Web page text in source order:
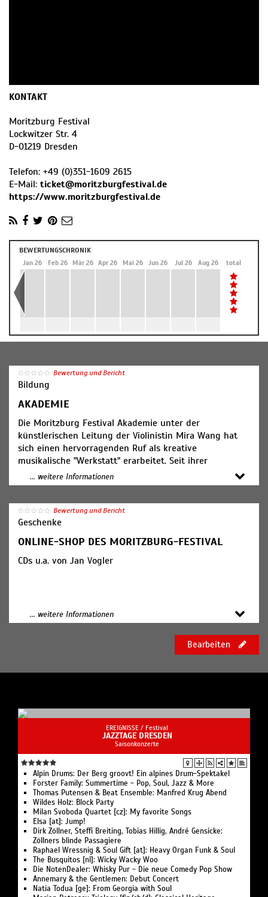
KONTAKT
Moritzburg Festival
Lockwitzer Str. 4
D-01219 Dresden
Telefon: +49 (0)351-1609 2615
E-Mail: ticket@moritzburgfestival.de
https://www.moritzburgfestival.de
BEWERTUNGSCHRONIK
Jan 26 Feb 26 Mär 26 Apr 26 Mai 26 Jun 26 Jul 26 Aug 26 total
Bewertung und Bericht
Bildung
AKADEMIE
Die Moritzburg Festival Akademie unter der
künstlerischen Leitung der Violinistin Mira Wang hat
sich einen hervorragenden Ruf als kreative
musikalische "Werkstatt" erarbeitet. Seit ihrer
Gründung im Jahre 2006 ist sie ein fester Bestandteil
des Moritzburg Festivals. Durch ein international
Musikstudent/innen aus aller Welt zur Teilnahme
ausgewählt. Gemeinsam bilden sie das Moritzburg
Festival Orchester.
Zusätzlich zu den Orchesterwerken erarbeiten die
des Moritzburg Festivals haben die jungen
Musiker/innen schließlich die Gelegenheit, sich bei
verschiedenen Konzertformaten einem gleichermaßen
neugierigen und anspruchsvollen Publikum zu
Vollstipendium profitieren, werden stets engagierte
Musikliebhaber gesucht, die sich mit einer einmaligen
Patenschaft an den Kosten dieses ambitionierten
Nachwuchsförderprojekts beteiligen. Nicht die
finanziellen Möglichkeiten des Einzelnen sollen
ausschlaggebend sein, sondern allein Begeisterung,
Talent und die Bereitschaft zum musikalischen
Austausch.
... weitere Informationen
Bewertung und Bericht
Geschenke
ONLINE-SHOP DES MORITZBURG-FESTIVAL
CDs u.a. von Jan Vogler
... weitere Informationen
Bearbeiten
EREIGNISSE / Festival
JAZZTAGE DRESDEN
Saisonkonzerte
Alpin Drums: Der Berg groovt! Ein alpines Drum-Spektakel
Forster Family: Summertime - Pop, Soul, Jazz & More
Thomas Putensen & Beat Ensemble: Manfred Krug Abend
Wildes Holz: Block Party
Milan Svoboda Quartet [cz]: My favorite Songs
Elsa [at]: Jump!
Dirk Zöllner, Steffi Breiting, Tobias Hillig, André Gensicke:
Zöllners blinde Passagiere
Raphael Wressnig & Soul Gift [at]: Heavy Organ Funk & Soul
The Busquitos [nl]: Wicky Wacky Woo
Die NotenDealer: Whisky Pur - Die neue Comedy Pop Show
Annemary & the Gentlemen: Debut Concert
Natia Todua [ge]: From Georgia with Soul